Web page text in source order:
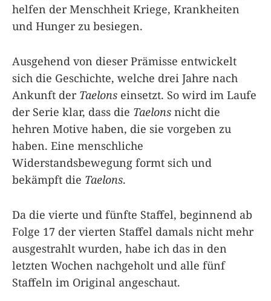
helfen der Menschheit Kriege, Krankheiten
und Hunger zu besiegen.
Ausgehend von dieser Prämisse entwickelt
sich die Geschichte, welche drei Jahre nach
Ankunft der Taelons einsetzt. So wird im Laufe
der Serie klar, dass die Taelons nicht die
hehren Motive haben, die sie vorgeben zu
haben. Eine menschliche
Widerstandsbewegung formt sich und
bekämpft die Taelons.
Da die vierte und fünfte Staffel, beginnend ab
Folge 17 der vierten Staffel damals nicht mehr
ausgestrahlt wurden, habe ich das in den
letzten Wochen nachgeholt und alle fünf
Staffeln im Original angeschaut.